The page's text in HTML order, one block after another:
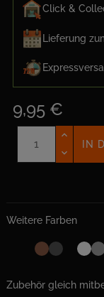
Click &
Lieferung
9,95 €
IN
Weitere Farben
Zubehör gleich